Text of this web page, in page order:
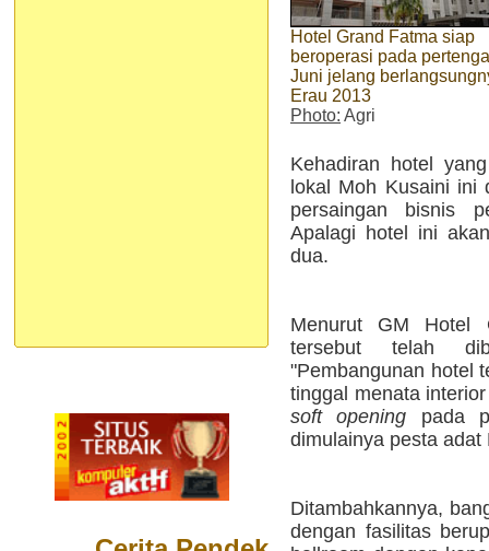
Hotel Grand Fatma siap
beroperasi pada
Juni jelang
Erau 2013
Photo: Agri
Kehadiran hotel
lokal Moh Kusaini ini
persaingan bisnis
Apalagi hotel ini
dua.
Menurut GM Hotel
tersebut telah
"Pembangunan hotel
tinggal menata
soft opening pada
dimulainya pesta adat
Ditambahkannya,
dengan fasilitas